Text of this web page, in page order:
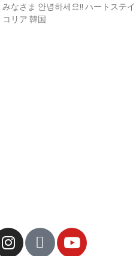
みなさま 안녕하세요!! ハートステイ
コリア 韓国